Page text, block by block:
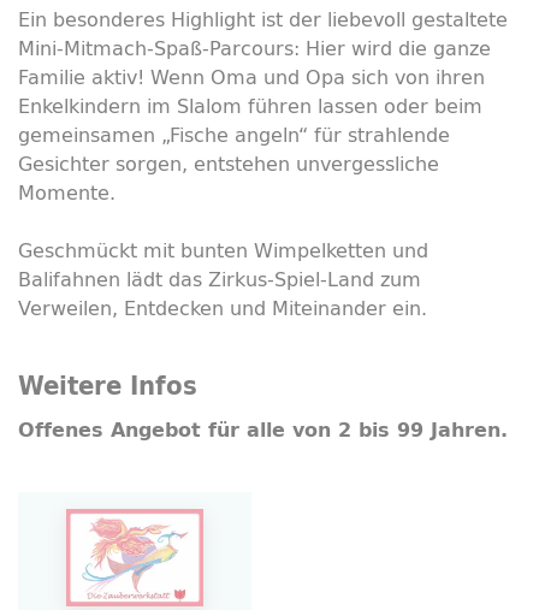
Ein besonderes Highlight ist der liebevoll gestaltete
Mini-Mitmach-Spaß-Parcours: Hier wird die ganze
Familie aktiv! Wenn Oma und Opa sich von ihren
Enkelkindern im Slalom führen lassen oder beim
gemeinsamen „Fische angeln“ für strahlende
Gesichter sorgen, entstehen unvergessliche
Momente.
Geschmückt mit bunten Wimpelketten und
Balifahnen lädt das Zirkus-Spiel-Land zum
Verweilen, Entdecken und Miteinander ein.
Weitere Infos
Offenes Angebot für alle von 2 bis 99 Jahren.